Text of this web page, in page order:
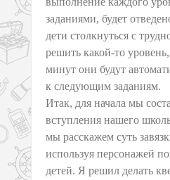
заданиями, будет
дети столкнуться с
решить какой-то
минут они будут
к следующим заданиям.
Итак, для начала мы
вступления нашего
мы расскажем суть
используя персонажей
детей. Я решил делать